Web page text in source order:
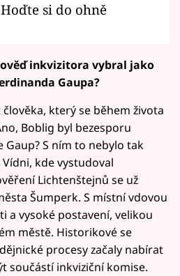
si do ohně
inkvizitora vybral jako
Gaupa?
který se během života
Boblig byl bezesporu
Gaup? S ním to nebylo tak
kde vystudoval
Lichtenštejnů se už
Šumperk. S místní vdovou
a vysoké postavení, velikou
městě. Historikové se
procesy začaly nabírat
součástí inkviziční komise.